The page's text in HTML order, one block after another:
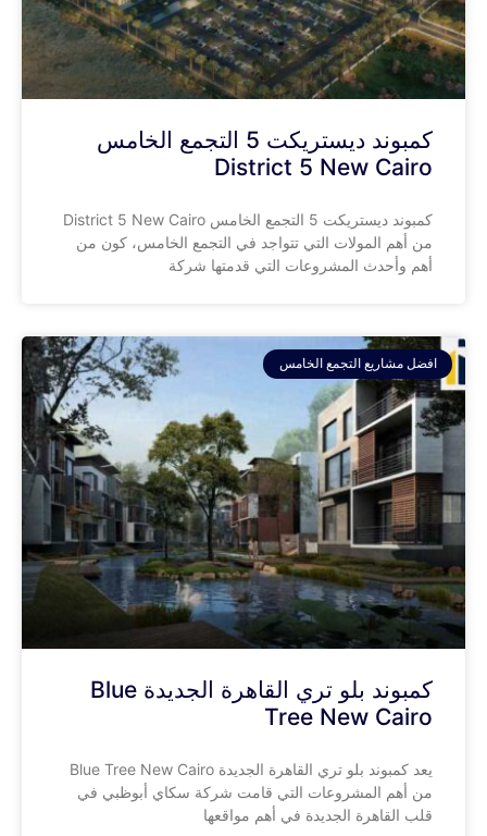
كمبوند ديستريكت 5 التجمع الخامس
District 5 New Cairo
كمبوند ديستريكت 5 التجمع الخامس District 5 New Cairo
من أهم المولات التي تتواجد في التجمع الخامس، كون من
أهم وأحدث المشروعات التي قدمتها شركة
افضل مشاريع التجمع الخامس
كمبوند بلو تري القاهرة الجديدة Blue
Tree New Cairo
يعد كمبوند بلو تري القاهرة الجديدة Blue Tree New Cairo
من أهم المشروعات التي قامت شركة سكاي أبوظبي في
قلب القاهرة الجديدة في أهم مواقعها